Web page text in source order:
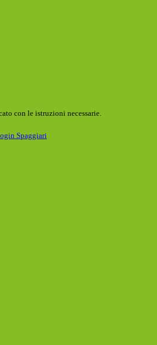
con le istruzioni necessarie.
Spaggiari